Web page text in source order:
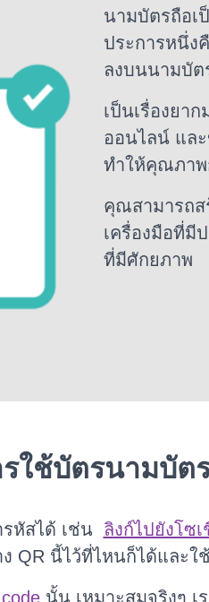
นามบัตรถือเ
ประการหนึ่ง
ลงบนนามบัต
เป็นเรื่องยา
ออนไลน์ และ
ทำให้คุณภาพ
คุณสามารถส
เครื่องมือที่มี
ที่มีศักยภาพ
ใช้บัตรนามบัต
หัสได้ เช่น ลิงก์ไปยังโซ
QR นี้ไว้ที่ไหนก็ได้และ
นั้น เหมาะสมจริงๆ เ